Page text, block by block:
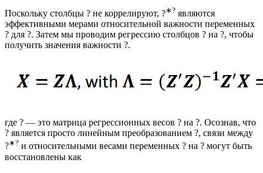
Поскольку столбцы ? не коррелируют, ?∗? являются
эффективными мерами относительной важности переменных
? для ?. Затем мы проводим регрессию столбцов ? на ?, чтобы
получить значения важности ?.
где ? — это матрица регрессионных весов ? на ?. Осознав, что
? является просто линейным преобразованием ?, связи между
?∗? и относительными весами переменных ? на ? могут быть
восстановлены как